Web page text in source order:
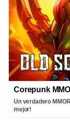
Corepunk
Un verdadero
mejor!